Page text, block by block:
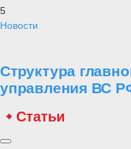
5
Новости
Структура
управления ВС
Статьи